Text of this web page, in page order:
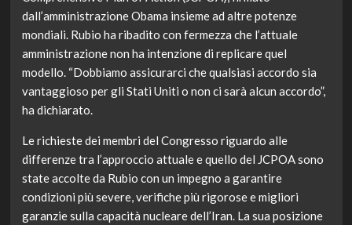
dall’amministrazione Obama insieme ad altre potenze
mondiali. Rubio ha ribadito con fermezza che l’attuale
amministrazione non ha intenzione di replicare quel
modello. “Dobbiamo assicurarci che qualsiasi accordo sia
vantaggioso per gli Stati Uniti o non ci sarà alcun accordo”,
ha dichiarato.
Le richieste dei membri del Congresso riguardo alle
differenze tra l’approccio attuale e quello del JCPOA sono
state accolte da Rubio con un impegno a garantire
condizioni più severe, verifiche più rigorose e migliori
garanzie sulla capacità nucleare dell’Iran. La sua posizione